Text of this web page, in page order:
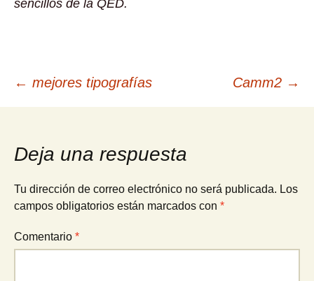
sencillos de la QED.
Navegación
de
entradas
← mejores tipografías Camm2 →
Deja una respuesta
Tu dirección de correo electrónico no será publicada. Los
campos obligatorios están marcados con *
Comentario *